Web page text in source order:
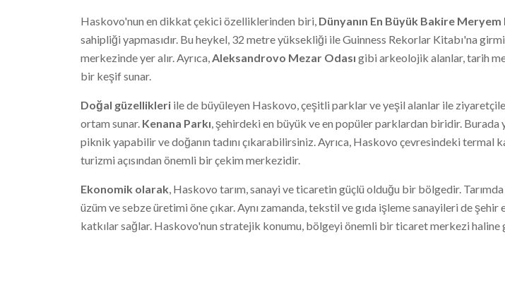
Haskovo'nun en dikkat çekici özelliklerinden biri, Dünyanın En Büyük Bakire
sahipliği yapmasıdır. Bu heykel, 32 metre yüksekliği ile Guinness Rekorlar Kitabı'na
merkezinde yer alır. Ayrıca, Aleksandrovo Mezar Odası gibi arkeolojik alanlar, tarih
bir keşif sunar.
Doğal güzellikleri ile de büyüleyen Haskovo, çeşitli parklar ve yeşil alanlar ile
ortam sunar. Kenana Parkı , şehirdeki en büyük ve en popüler parklardan biridir. Burada
piknik yapabilir ve doğanın tadını çıkarabilirsiniz. Ayrıca, Haskovo çevresindeki termal
turizmi açısından önemli bir çekim merkezidir.
Ekonomik olarak , Haskovo tarım, sanayi ve ticaretin güçlü olduğu bir bölgedir.
üzüm ve sebze üretimi öne çıkar. Aynı zamanda, tekstil ve gıda işleme sanayileri de
katkılar sağlar. Haskovo'nun stratejik konumu, bölgeyi önemli bir ticaret merkezi haline